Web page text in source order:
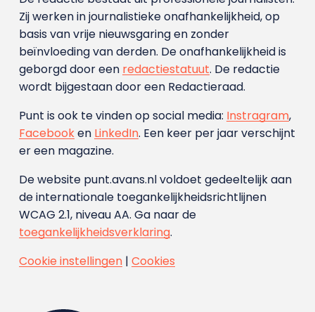
Zij werken in journalistieke onafhankelijkheid, op
basis van vrije nieuwsgaring en zonder
beïnvloeding van derden. De onafhankelijkheid is
geborgd door een redactiestatuut. De redactie
wordt bijgestaan door een Redactieraad.
Punt is ook te vinden op social media: Instragram,
Facebooken LinkedIn. Een keer per jaar verschijnt
er een magazine.
De website punt.avans.nl voldoet gedeeltelijk aan
de internationale toegankelijkheidsrichtlijnen
WCAG 2.1, niveau AA. Ga naar de
toegankelijkheidsverklaring.
Cookie instellingen| Cookies